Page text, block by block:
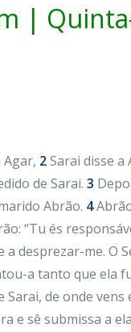
|
Agar, 2Sarai disse a
de Sarai. 3
Abrão. 4
“Tu és
desprezar-me. O
a tanto que ela
Sarai, de onde
e sê submissa a